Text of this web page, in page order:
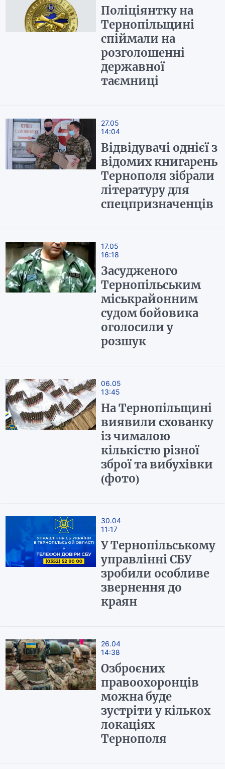
Поліціянтку на
Тернопільщині
спіймали на
розголошенні
державної
таємниці
27.05
14:04
Відвідувачі однієї з
відомих книгарень
Тернополя зібрали
літературу для
спецпризначенців
17.05
16:18
Засудженого
Тернопільським
міськрайонним
судом бойовика
оголосили у
розшук
06.05
13:45
На Тернопільщині
виявили схованку
із чималою
кількістю різної
зброї та вибухівки
(фото)
30.04
11:17
У Тернопільському
управлінні СБУ
зробили особливе
звернення до
краян
26.04
14:38
Озброєних
правоохоронців
можна буде
зустріти у кількох
локаціях
Тернополя